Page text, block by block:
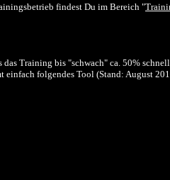
findest Du im Bereich "
das Training bis "schwach" ca. 50%
einfach folgendes Tool (Stand: August